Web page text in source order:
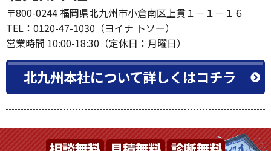
北九州本社
〒800-0244 福岡県北九州市小倉南区上貫１－１－１６
TEL：0120-47-1030（ヨイナ トソー）
営業時間 10:00-18:30（定休日：月曜日）
北九州本社について詳しくはコチラ